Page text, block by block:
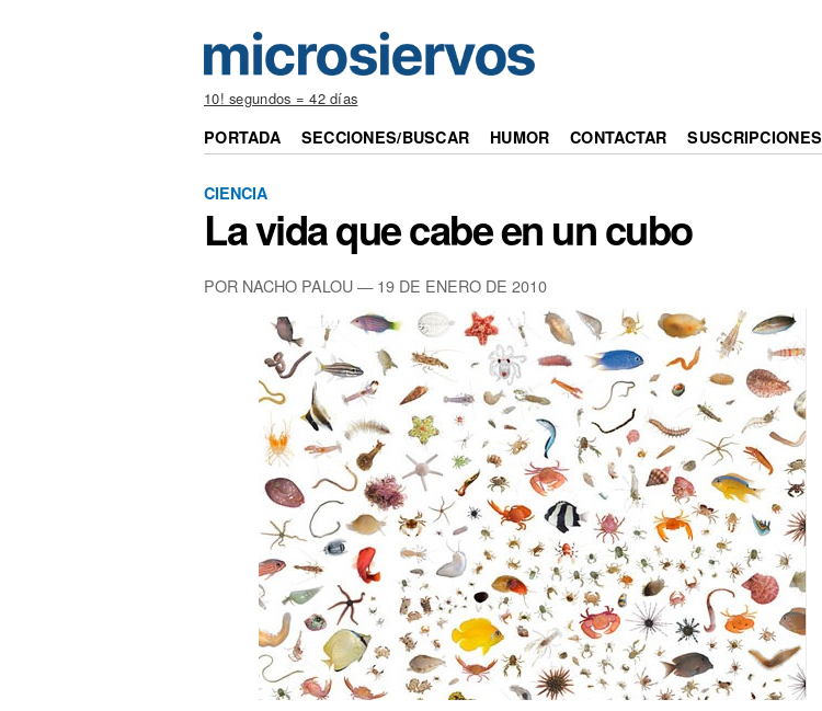
10! segundos = 42 días
PORTADA SECCIONES/BUSCAR HUMOR CONTACTAR SUSCRIPCIONES
CIENCIA
La vida que cabe en un cubo
POR NACHO PALOU — 19 DE ENERO DE 2010